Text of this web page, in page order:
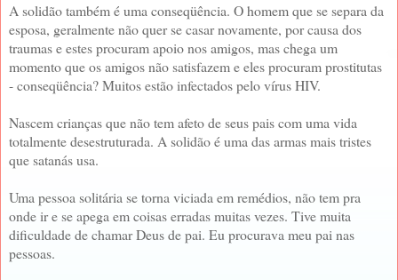
A solidão também é uma conseqüência. O homem que se separa da
esposa, geralmente não quer se casar novamente, por causa dos
traumas e estes procuram apoio nos amigos, mas chega um
momento que os amigos não satisfazem e eles procuram prostitutas
- conseqüência? Muitos estão infectados pelo vírus HIV.
Nascem crianças que não tem afeto de seus pais com uma vida
totalmente desestruturada. A solidão é uma das armas mais tristes
que satanás usa.
Uma pessoa solitária se torna viciada em remédios, não tem pra
onde ir e se apega em coisas erradas muitas vezes. Tive muita
dificuldade de chamar Deus de pai. Eu procurava meu pai nas
pessoas.